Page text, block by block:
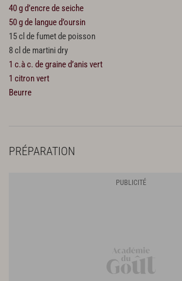
40 g d’encre de seiche
50 g de langue d’oursin
15 cl de fumet de poisson
8 cl de martini dry
1 c.à c. de graine d’anis vert
1 citron vert
Beurre
PRÉPARATION